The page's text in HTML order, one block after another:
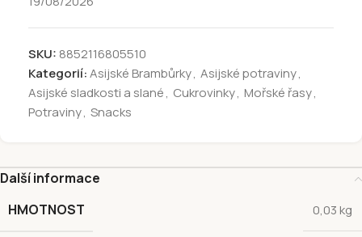
SKU: 8852116805510
Kategorií:Asijské Brambůrky, Asijské potraviny,
Asijské sladkosti a slané, Cukrovinky, Mořské řasy,
Potraviny, Snacks
Další informace
HMOTNOST
0,03 kg